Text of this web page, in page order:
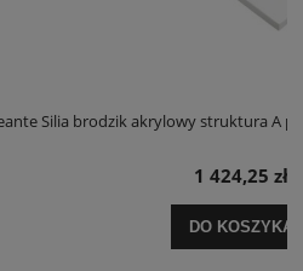
A prostokątny 100x120cm biały